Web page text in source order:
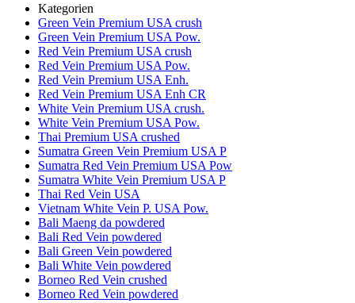
Kategorien
Green Vein Premium USA crush
Green Vein Premium USA Pow.
Red Vein Premium USA crush
Red Vein Premium USA Pow.
Red Vein Premium USA Enh.
Red Vein Premium USA Enh CR
White Vein Premium USA crush.
White Vein Premium USA Pow.
Thai Premium USA crushed
Sumatra Green Vein Premium USA P
Sumatra Red Vein Premium USA Pow
Sumatra White Vein Premium USA P
Thai Red Vein USA
Vietnam White Vein P. USA Pow.
Bali Maeng da powdered
Bali Red Vein powdered
Bali Green Vein powdered
Bali White Vein powdered
Borneo Red Vein crushed
Borneo Red Vein powdered